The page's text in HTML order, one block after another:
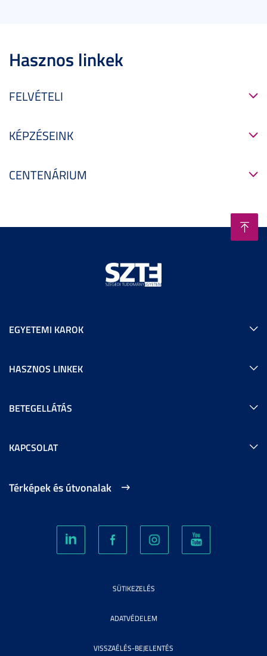
Hasznos linkek
FELVÉTELI
KÉPZÉSEINK
CENTENÁRIUM
EGYETEMI KAROK
HASZNOS LINKEK
BETEGELLÁTÁS
KAPCSOLAT
Térképek és útvonalak
SÜTIKEZELÉS
ADATVÉDELEM
VISSZAÉLÉS-BEJELENTÉS